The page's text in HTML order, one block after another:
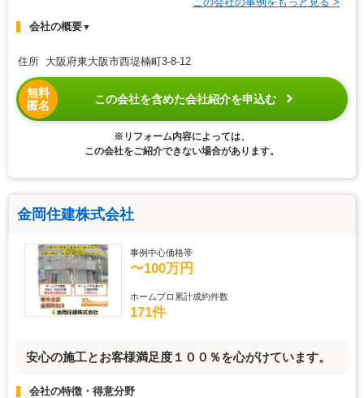
会社の概要▼
住所 大阪府東大阪市西堤楠町3-8-12
無料
匿名
この会社を含めた会社紹介を申込む
※リフォーム内容によっては、
この会社をご紹介できない場合があります。
金岡住建株式会社
事例中心価格帯
〜100万円
ホームプロ累計成約件数
171件
安心の施工とお客様満足度１００％を心がけています。
会社の特徴・得意分野